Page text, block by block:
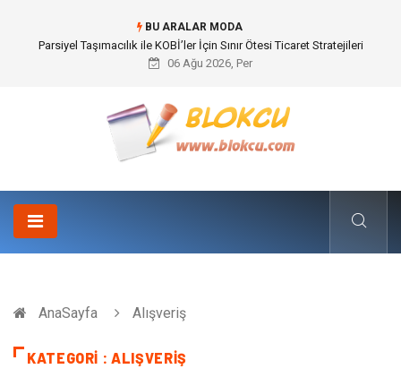
BU ARALAR MODA
Br544 ile Lastik ve Plastik Modifikasyonunda Yüksek Performans
06 Ağu 2026, Per
AnaSayfa Alışveriş
KATEGORI : ALIŞVERIŞ